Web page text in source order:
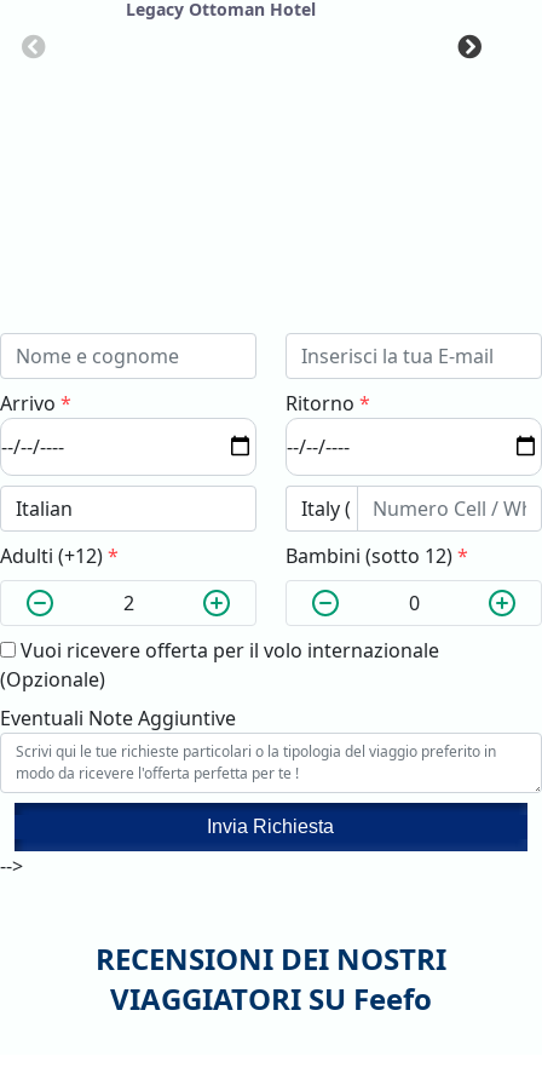
Legacy Ottoman Hotel
Arrivo * Ritorno *
Adulti (+12)* Bambini (sotto 12)*
Vuoi ricevere offerta per il volo internazionale
(Opzionale)
Eventuali Note Aggiuntive
Invia Richiesta
-->
RECENSIONI DEI NOSTRI
VIAGGIATORI SU Feefo